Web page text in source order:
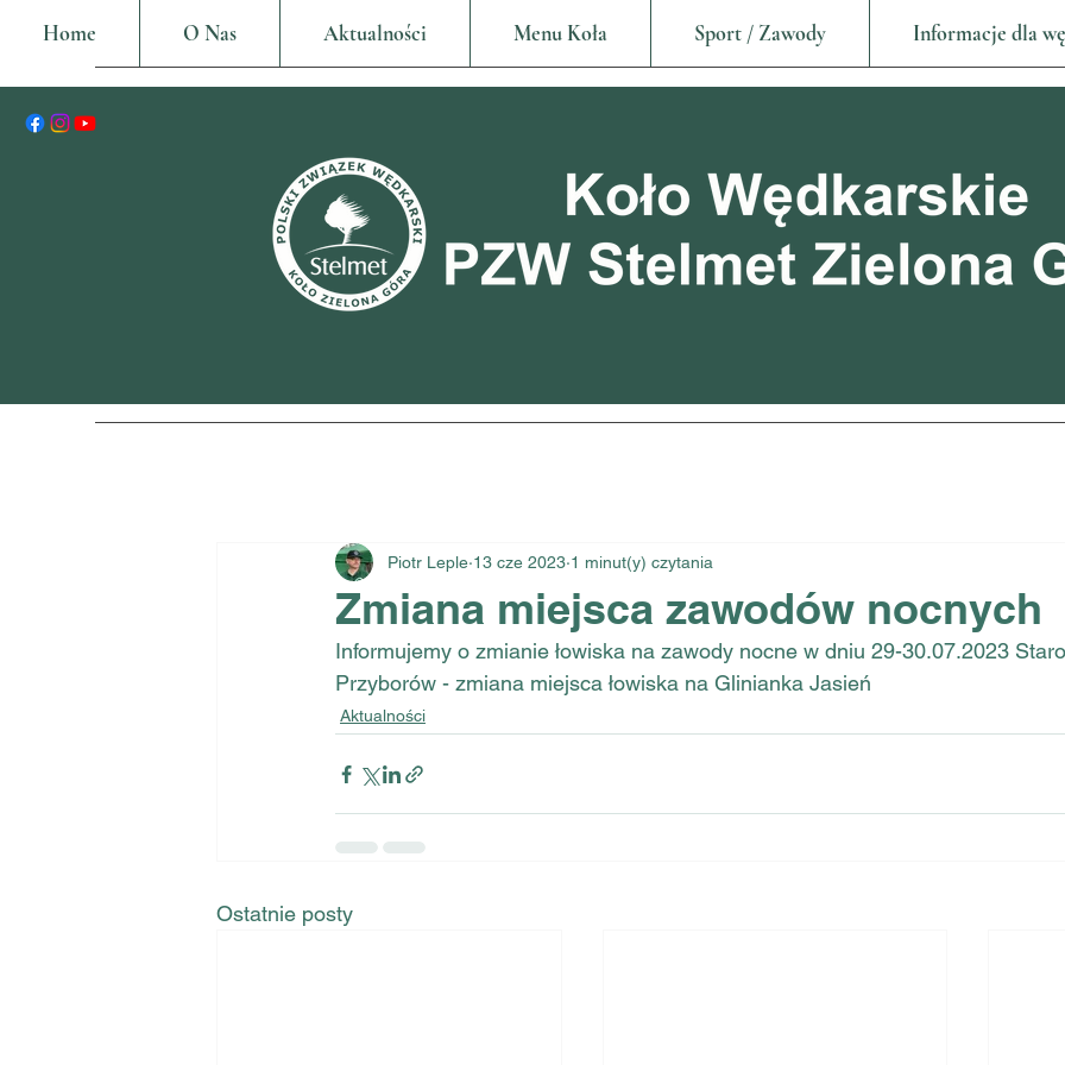
Home O Nas Aktualności Menu Koła Sport / Zawody Informacje dla
Zmiana miejsca zawodów nocnych
Piotr Leple 13 cze 2023 1 minut(y) czytania
Informujemy o zmianie łowiska na zawody nocne w dniu 29-30.07.2023
Przyborów - zmiana miejsca łowiska na Glinianka Jasień
Aktualności
Ostatnie posty